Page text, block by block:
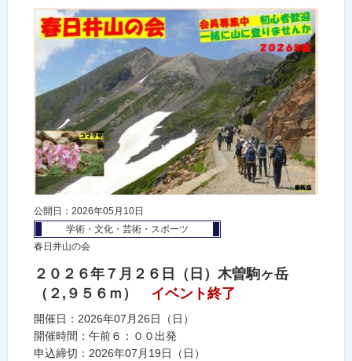
公開日：2026年05月10日
学術・文化・芸術・スポーツ
春日井山の会
２０２６年７月２６日（日）木曽駒ヶ岳
（２,９５６ｍ）
イベント終了
開催日：2026年07月26日（日）
開催時間：午前６：００出発
申込締切：2026年07月19日（日）